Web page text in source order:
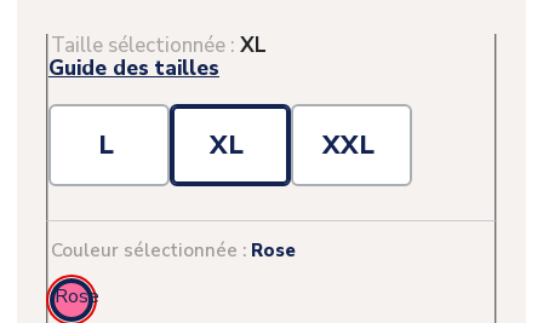
Taille sélectionnée : XL
Guide des tailles
L XL XXL
Couleur sélectionnée : Rose
Rose